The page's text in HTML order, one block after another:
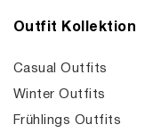
Outfit Kollektion
Casual Outfits
Winter Outfits
Frühlings Outfits